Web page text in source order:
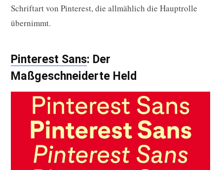
Schriftart von Pinterest, die allmählich die Hauptrolle
übernimmt.
Pinterest Sans: Der
Maßgeschneiderte Held